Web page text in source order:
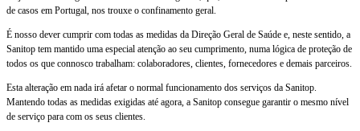
de casos em Portugal, nos trouxe o confinamento geral.
É nosso dever cumprir com todas as medidas da Direção Geral de Saúde e, neste sentido, a
Sanitop tem mantido uma especial atenção ao seu cumprimento, numa lógica de proteção de
todos os que connosco trabalham: colaboradores, clientes, fornecedores e demais parceiros.
Esta alteração em nada irá afetar o normal funcionamento dos serviços da Sanitop.
Mantendo todas as medidas exigidas até agora, a Sanitop consegue garantir o mesmo nível
de serviço para com os seus clientes.